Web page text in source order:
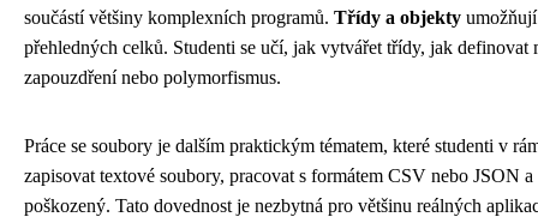
součástí většiny komplexních programů. Třídy a objekty
přehledných celků. Studenti se učí, jak vytvářet třídy, jak
zapouzdření nebo polymorfismus.
Práce se soubory je dalším praktickým tématem, které studenti v
zapisovat textové soubory, pracovat s formátem CSV nebo JSON
poškozený. Tato dovednost je nezbytná pro většinu reálných